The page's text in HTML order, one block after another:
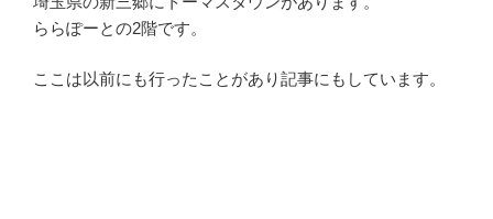
ららぽーとの2階です。
ここは以前にも行ったことがあり記事にもしています。